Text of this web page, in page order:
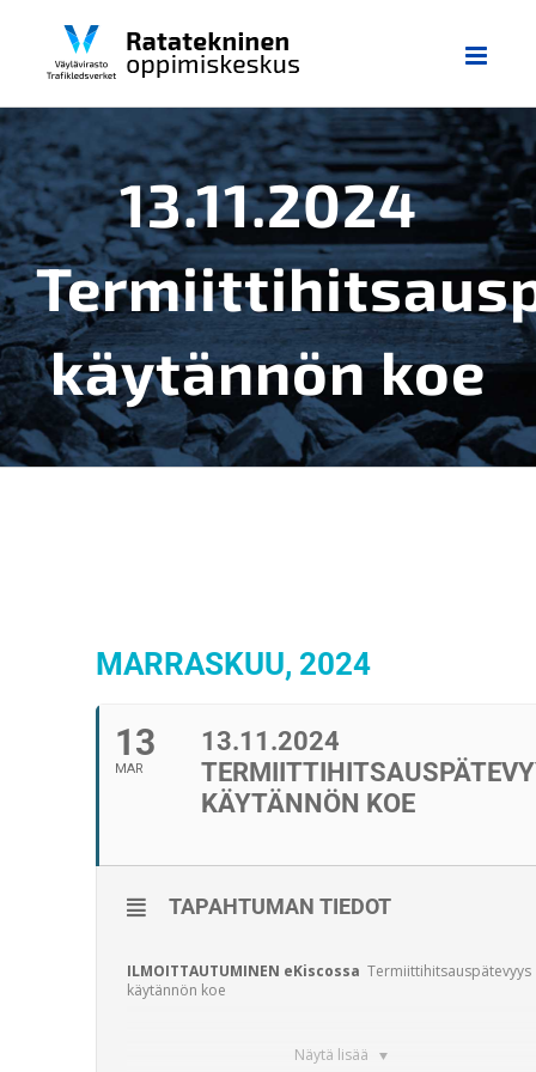
13.11.2024
käytännön koe
MARRASKUU, 2024
13
MAR
13.11.2024
KÄYTÄNNÖN KOE
Näytä lisää
TAPAHTUMAN TIEDOT
ILMOITTAUTUMINEN eKiscossa Termiittihitsauspätevyys
käytännön koe